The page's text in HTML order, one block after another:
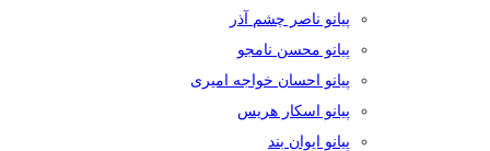
پیانو ناصر چشم آذر
پیانو محسن نامجو
پیانو احسان خواجه امیری
پیانو اسکار هریس
پیانو ایوان بند